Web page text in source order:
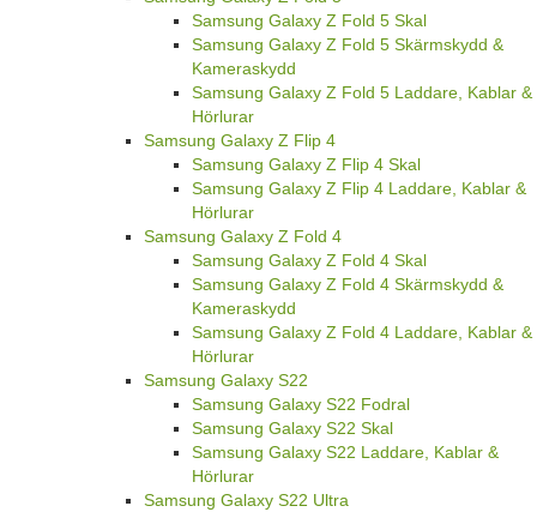
Samsung Galaxy Z Fold 5 Skal
Samsung Galaxy Z Fold 5 Skärmskydd &
Kameraskydd
Samsung Galaxy Z Fold 5 Laddare, Kablar &
Hörlurar
Samsung Galaxy Z Flip 4
Samsung Galaxy Z Flip 4 Skal
Samsung Galaxy Z Flip 4 Laddare, Kablar &
Hörlurar
Samsung Galaxy Z Fold 4
Samsung Galaxy Z Fold 4 Skal
Samsung Galaxy Z Fold 4 Skärmskydd &
Kameraskydd
Samsung Galaxy Z Fold 4 Laddare, Kablar &
Hörlurar
Samsung Galaxy S22
Samsung Galaxy S22 Fodral
Samsung Galaxy S22 Skal
Samsung Galaxy S22 Laddare, Kablar &
Hörlurar
Samsung Galaxy S22 Ultra